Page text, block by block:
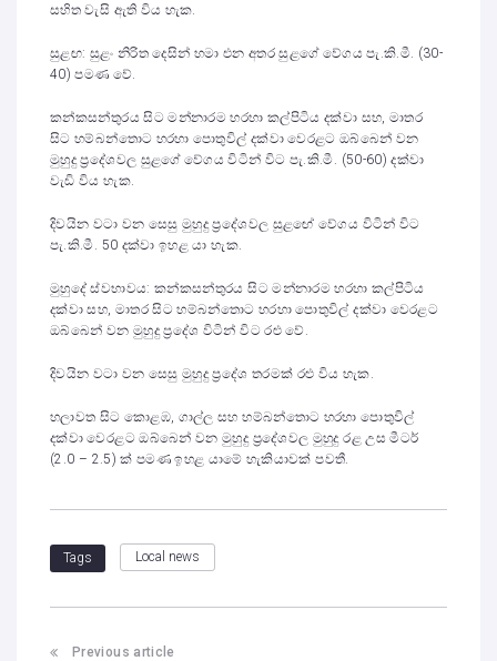
සහිත වැසි ඇති විය හැක.
සුළඟ: සුළං නිරිත දෙසින් හමා එන අතර සුළගේ වේගය පැ.කි.මී. (30-
40) පමණ වේ.
කන්කසන්තුරය සිට මන්නාරම හරහා කල්පිටිය දක්වා සහ, මාතර
සිට හම්බන්තොට හරහා පොතුවිල් දක්වා වෙරළට ඔබ්බෙන් වන
මුහුදු ප්‍රදේශවල සුළගේ වේගය විටින් විට පැ.කි.මී. (50-60) දක්වා
වැඩි විය හැක.
දිවයින වටා වන සෙසු මුහුදු ප්‍රදේශවල සුළඟේ වේගය විටින් විට
පැ.කි.මී. 50 දක්වා ඉහළ යා හැක.
මුහුදේ ස්වභාවය: කන්කසන්තුරය සිට මන්නාරම හරහා කල්පිටිය
දක්වා සහ, මාතර සිට හම්බන්තොට හරහා පොතුවිල් දක්වා වෙරළට
ඔබ්බෙන් වන මුහුදු ප්‍රදේශ විටින් විට රළු වේ.
දිවයින වටා වන සෙසු මුහුදු ප්‍රදේශ තරමක් රළු විය හැක.
හලාවත සිට කොළඹ, ගාල්ල සහ හම්බන්තොට හරහා පොතුවිල්
දක්වා වෙරළට ඔබ්බෙන් වන මුහුදු ප්‍රදේශවල මුහුදු රළ උස මීටර්
(2.0 – 2.5) ක් පමණ ඉහළ යාමේ හැකියාවක් පවතී.
Tags Local news
Previous article